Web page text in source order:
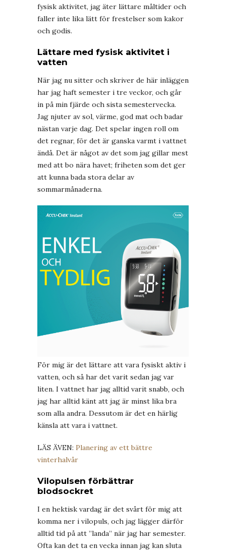
fysisk aktivitet, jag äter lättare måltider och
faller inte lika lätt för frestelser som kakor
och godis.
Lättare med fysisk aktivitet i
vatten
När jag nu sitter och skriver de här inläggen
har jag haft semester i tre veckor, och går
in på min fjärde och sista semestervecka.
Jag njuter av sol, värme, god mat och badar
nästan varje dag. Det spelar ingen roll om
det regnar, för det är ganska varmt i vattnet
ändå. Det är något av det som jag gillar mest
med att bo nära havet; friheten som det ger
att kunna bada stora delar av
sommarmånaderna.
För mig är det lättare att vara fysiskt aktiv i
vatten, och så har det varit sedan jag var
liten. I vattnet har jag alltid varit snabb, och
jag har alltid känt att jag är minst lika bra
som alla andra. Dessutom är det en härlig
känsla att vara i vattnet.
LÄS ÄVEN: Planering av ett bättre
vinterhalvår
Vilopulsen förbättrar
blodsockret
I en hektisk vardag är det svårt för mig att
komma ner i vilopuls, och jag lägger därför
alltid tid på att ”landa” när jag har semester.
Ofta kan det ta en vecka innan jag kan sluta